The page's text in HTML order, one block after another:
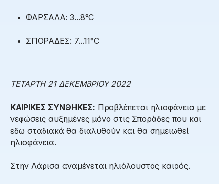
ΦΑΡΣΑΛΑ: 3...8°C
ΣΠΟΡΑΔΕΣ: 7...11°C
ΤΕΤΑΡΤΗ 21 ΔΕΚΕΜΒΡΙΟΥ 2022
ΚΑΙΡΙΚΕΣ ΣΥΝΘΗΚΕΣ: Προβλέπεται ηλιοφάνεια με
νεφώσεις αυξημένες μόνο στις Σποράδες που και
εδω σταδιακά θα διαλυθούν και θα σημειωθεί
ηλιοφάνεια.
Στην Λάρισα αναμένεται ηλιόλουστος καιρός.